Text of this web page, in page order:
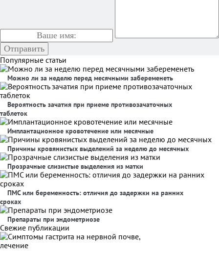
Популярные статьи
Можно ли за неделю перед месячными забеременеть
Вероятность зачатия при приеме противозачаточных
таблеток
Имплантационное кровотечение или месячные
Причины кровянистых выделений за неделю до месячных
Прозрачные слизистые выделения из матки
ПМС или беременность: отличия до задержки на ранних
сроках
Препараты при эндометриозе
Свежие публикации